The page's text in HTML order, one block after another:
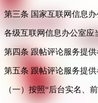
第三条 国家互联网信息
各级互联网信息办公室应
第四条 跟帖评论服务提
第五条 跟帖评论服务提
（一）按照“后台实名、